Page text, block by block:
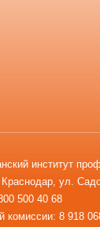
институт
Краснодар, ул.
500 40 68
комиссии: 8 918